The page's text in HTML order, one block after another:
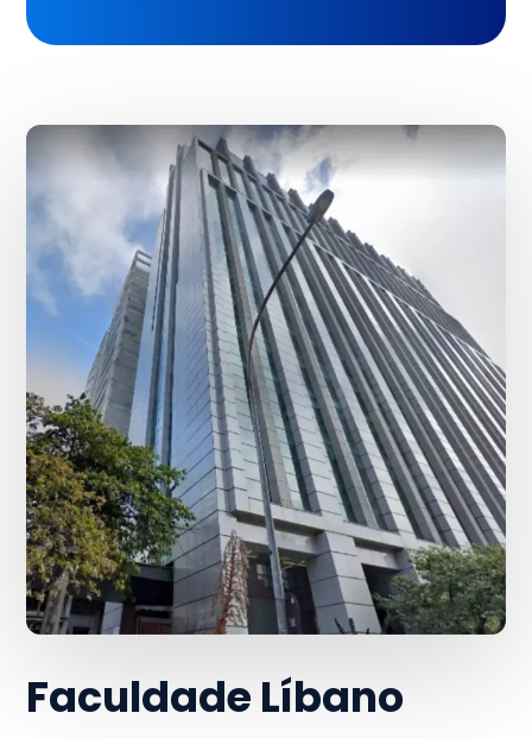
Faculdade Líbano